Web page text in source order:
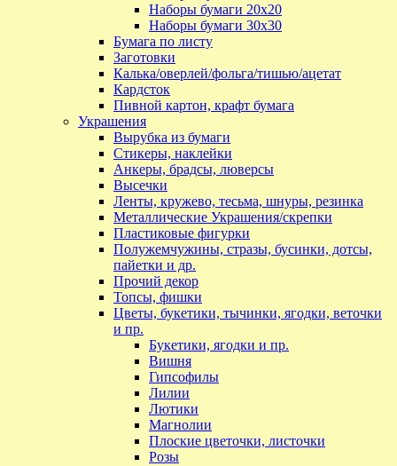
Наборы бумаги 20х20
Наборы бумаги 30х30
Бумага по листу
Заготовки
Калька/оверлей/фольга/тишью/ацетат
Кардсток
Пивной картон, крафт бумага
Украшения
Вырубка из бумаги
Стикеры, наклейки
Анкеры, брадсы, люверсы
Высечки
Ленты, кружево, тесьма, шнуры, резинка
Металлические Украшения/скрепки
Пластиковые фигурки
Полужемчужины, стразы, бусинки, дотсы,
пайетки и др.
Прочий декор
Топсы, фишки
Цветы, букетики, тычинки, ягодки, веточки
и пр.
Букетики, ягодки и пр.
Вишня
Гипсофилы
Лилии
Лютики
Магнолии
Плоские цветочки, листочки
Розы